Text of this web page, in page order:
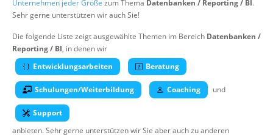
Über uns
Unternehmen jeder Größe zum Thema Datenbanken / Reporting / BI.
Sehr gerne unterstützen wir auch Sie!
Die folgende Liste zeigt ausgewählte Themen im Bereich Datenbanken /
Reporting / BI, in denen wir
Entwicklungsarbeiten
Beratung
Schulungen/Weiterbildung Coaching und
Support
anbieten. Sehr gerne unterstützen wir Sie aber auch zu anderen